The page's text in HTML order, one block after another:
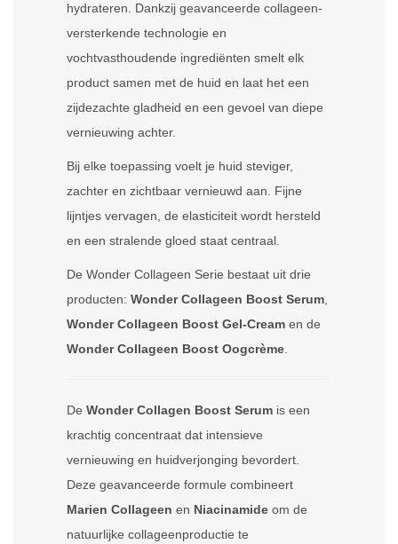
hydrateren. Dankzij geavanceerde collageen-
versterkende technologie en
vochtvasthoudende ingrediënten smelt elk
product samen met de huid en laat het een
zijdezachte gladheid en een gevoel van diepe
vernieuwing achter.
Bij elke toepassing voelt je huid steviger,
zachter en zichtbaar vernieuwd aan. Fijne
lijntjes vervagen, de elasticiteit wordt hersteld
en een stralende gloed staat centraal.
De Wonder Collageen Serie bestaat uit drie
producten: Wonder Collageen Boost Serum
Wonder Collageen Boost Gel-Cream en de
Wonder Collageen Boost Oogcrème
De Wonder Collagen Boost Serum is een
krachtig concentraat dat intensieve
vernieuwing en huidverjonging bevordert.
Deze geavanceerde formule combineert
Marien Collageen en Niacinamide om de
natuurlijke collageenproductie te